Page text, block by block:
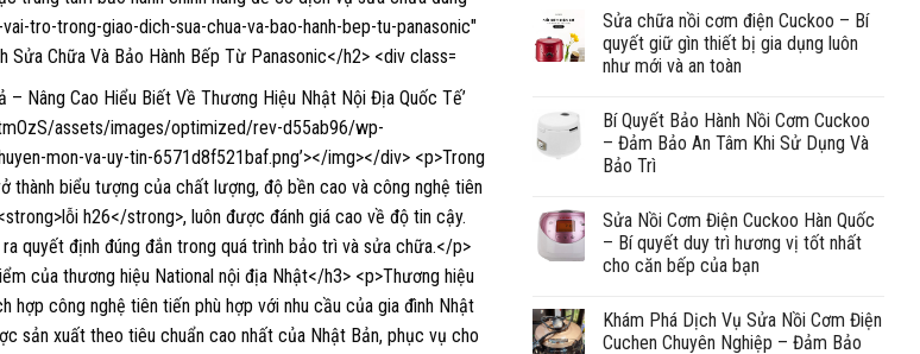
Sửa chữa nồi cơm điện Cuckoo – Bí
quyết giữ gìn thiết bị gia dụng luôn
như mới và an toàn
Bí Quyết Bảo Hành Nồi Cơm Cuckoo
– Đảm Bảo An Tâm Khi Sử Dụng Và
Bảo Trì
Sửa Nồi Cơm Điện Cuckoo Hàn Quốc
– Bí quyết duy trì hương vị tốt nhất
cho căn bếp của bạn
Khám Phá Dịch Vụ Sửa Nồi Cơm Điện
Cuchen Chuyên Nghiệp – Đảm Bảo